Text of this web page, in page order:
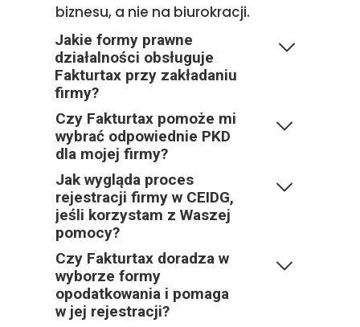
Czy Fakturtax doradza w
wyborze formy
opodatkowania i pomaga
w jej rejestracji?
Jak wygląda proces
rejestracji firmy w CEIDG,
jeśli korzystam z Waszej
pomocy?
Czy Fakturtax pomoże mi
wybrać odpowiednie PKD
dla mojej firmy?
Jakie formy prawne
działalności obsługuje
Fakturtax przy zakładaniu
firmy?
biznesu, a nie na biurokracji.